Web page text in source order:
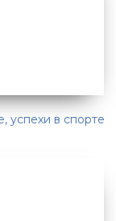
успехи в спорте